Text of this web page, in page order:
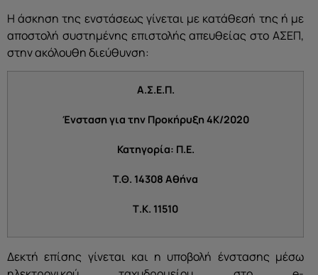
Η άσκηση της ενστάσεως γίνεται με κατάθεσή της ή με
αποστολή συστημένης επιστολής απευθείας στο ΑΣΕΠ,
στην ακόλουθη διεύθυνση:
Α.Σ.Ε.Π.
Ένσταση για την Προκήρυξη 4Κ/2020
Κατηγορία: Π.Ε.
T.Θ. 14308 Αθήνα
Τ.Κ. 11510
Δεκτή επίσης γίνεται και η υποβολή ένστασης μέσω